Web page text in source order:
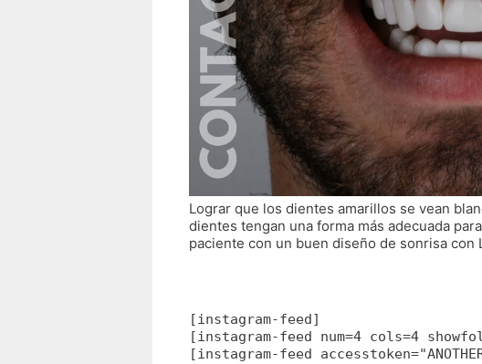
Lograr que los dientes amarillos se vean
dientes tengan una forma más adecuada
paciente con un buen diseño de sonrisa
[instagram-feed]
[instagram-feed num=4 cols=4
[instagram-feed